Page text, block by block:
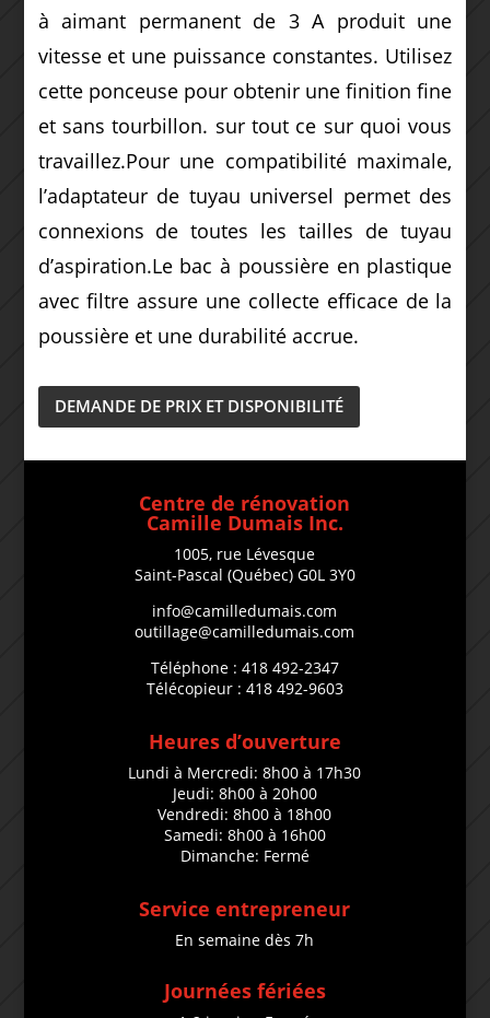
à aimant permanent de 3 A produit une
vitesse et une puissance constantes. Utilisez
cette ponceuse pour obtenir une finition fine
et sans tourbillon. sur tout ce sur quoi vous
travaillez.Pour une compatibilité maximale,
l’adaptateur de tuyau universel permet des
connexions de toutes les tailles de tuyau
d’aspiration.Le bac à poussière en plastique
avec filtre assure une collecte efficace de la
poussière et une durabilité accrue.
DEMANDE DE PRIX ET DISPONIBILITÉ
Centre de rénovation
Camille Dumais Inc.
1005, rue Lévesque
Saint-Pascal (Québec) G0L 3Y0
info@camilledumais.com
outillage@camilledumais.com
Téléphone : 418 492-2347
Télécopieur : 418 492-9603
Heures d’ouverture
Lundi à Mercredi: 8h00 à 17h30
Jeudi: 8h00 à 20h00
Vendredi: 8h00 à 18h00
Samedi: 8h00 à 16h00
Dimanche: Fermé
Service entrepreneur
En semaine dès 7h
Journées fériées